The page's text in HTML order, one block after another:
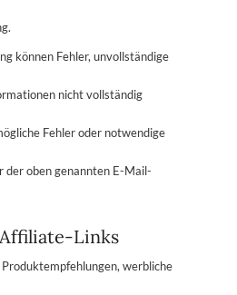
können Fehler, unvollständige
nicht vollständig
Fehler oder notwendige
der oben genannten E-Mail-
Links
werbliche